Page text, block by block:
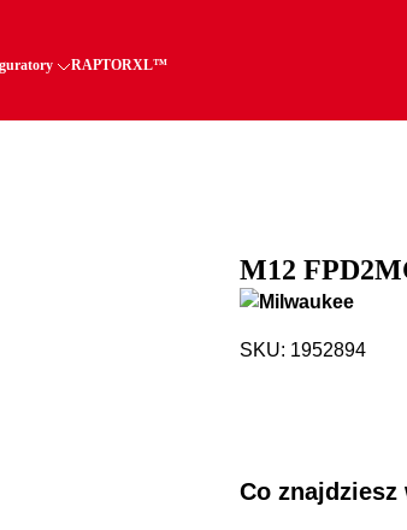
RAPTORXL™
M12
SKU: 1952894
Co znajdziesz